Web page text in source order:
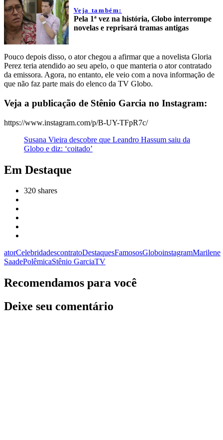
Veja também:
Pela 1ª vez na história, Globo interrompe
novelas e reprisará tramas antigas
Pouco depois disso, o ator chegou a afirmar que a novelista Gloria
Perez teria atendido ao seu apelo, o que manteria o ator contratado
da emissora. Agora, no entanto, ele veio com a nova informação de
que não faz parte mais do elenco da TV Globo.
Veja a publicação de Stênio Garcia no Instagram:
https://www.instagram.com/p/B-UY-TFpR7c/
Susana Vieira descobre que Leandro Hassum saiu da
Globo e diz: ‘coitado’
Em Destaque
320 shares
atorCelebridadescontratoDestaquesFamososGloboinstagramMarilene
SaadePolêmicaStênio GarciaTV
Recomendamos para você
Deixe seu comentário